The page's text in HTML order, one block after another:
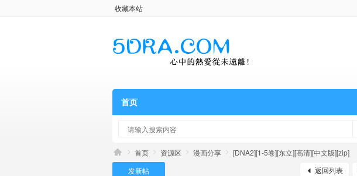
收藏本站
首页
首页 资源区 漫画分享
[DNA2][1-5卷][东立][高清][中文版][zip]
返回列表
发新帖